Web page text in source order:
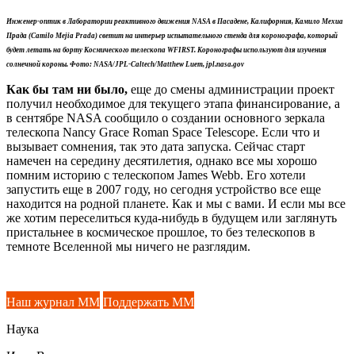
Инженер-оптик в Лаборатории реактивного движения NASA в Пасадене, Калифорния, Камило Мехиа
Прада (Camilo Mejia Prada) светит на интерьер испытательного стенда для коронографа, который
будет летать на борту Космического телескопа WFIRST. Коронографы используют для изучения
солнечной короны. Фото: NASA/JPL-Caltech/Matthew Luem, jpl.nasa.gov
Как бы там ни было, еще до смены администрации проект
получил необходимое для текущего этапа финансирование, а
в сентябре NASA сообщило о создании основного зеркала
телескопа Nancy Grace Roman Space Telescope. Если что и
вызывает сомнения, так это дата запуска. Сейчас старт
намечен на середину десятилетия, однако все мы хорошо
помним историю с телескопом James Webb. Его хотели
запустить еще в 2007 году, но сегодня устройство все еще
находится на родной планете. Как и мы с вами. И если мы все
же хотим переселиться куда-нибудь в будущем или заглянуть
пристальнее в космическое прошлое, то без телескопов в
темноте Вселенной мы ничего не разглядим.
Наш журнал ММ Поддержать ММ
Наука